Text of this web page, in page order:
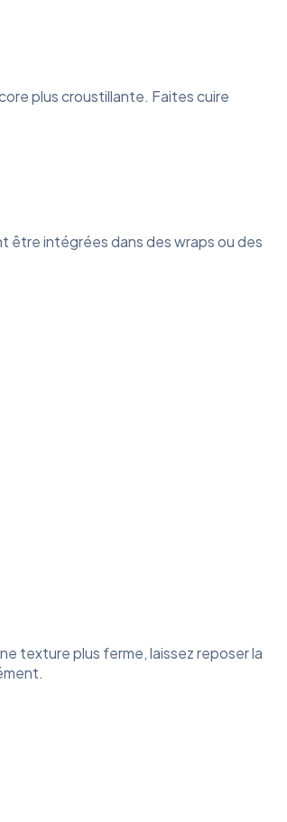
plus croustillante. Faites cuire
être intégrées dans des wraps ou des
texture plus ferme, laissez reposer la